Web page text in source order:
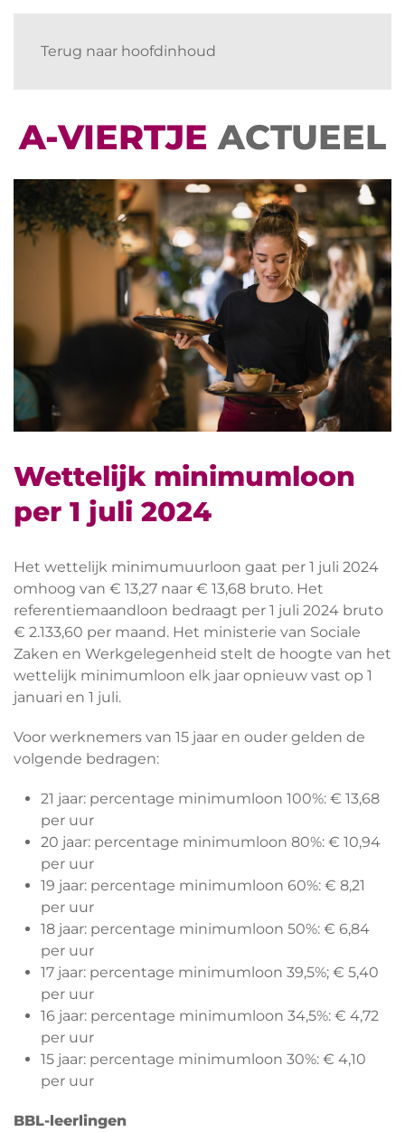
Terug naar hoofdinhoud
A-VIERTJEACTUEEL
Wettelijk minimumloon
per 1 juli 2024
Het wettelijk minimumuurloon gaat per 1 juli 2024
omhoog van € 13,27 naar € 13,68 bruto. Het
referentiemaandloon bedraagt per 1 juli 2024 bruto
€ 2.133,60 per maand. Het ministerie van Sociale
Zaken en Werkgelegenheid stelt de hoogte van het
wettelijk minimumloon elk jaar opnieuw vast op 1
januari en 1 juli.
Voor werknemers van 15 jaar en ouder gelden de
volgende bedragen:
21 jaar: percentage minimumloon 100%: € 13,68
per uur
20 jaar: percentage minimumloon 80%: € 10,94
per uur
19 jaar: percentage minimumloon 60%: € 8,21
per uur
18 jaar: percentage minimumloon 50%: € 6,84
per uur
17 jaar: percentage minimumloon 39,5%; € 5,40
per uur
16 jaar: percentage minimumloon 34,5%: € 4,72
per uur
15 jaar: percentage minimumloon 30%: € 4,10
per uur
BBL-leerlingen